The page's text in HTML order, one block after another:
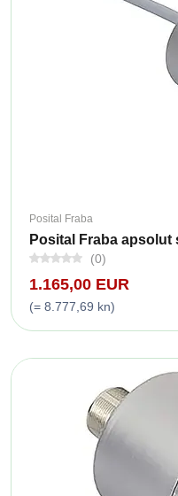
Posital Fraba
Posital Fraba apsolut
(0)
1.165,00 EUR
(= 8.777,69 kn)